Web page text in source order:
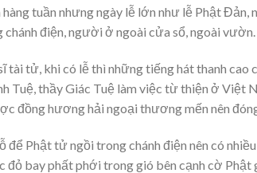
tuần nhưng ngày lễ lớn như lễ Phật Đản,
điện, người ở ngoài cửa sổ, ngoài vườn.
tài tử, khi có lễ thì những tiếng hát thanh cao
Tuệ, thầy Giác Tuệ làm việc từ thiện ở Việt
đồng hương hải ngoại thương mến nên
để Phật tử ngồi trong chánh điện nên có
bay phất phới trong gió bên cạnh cờ Phật